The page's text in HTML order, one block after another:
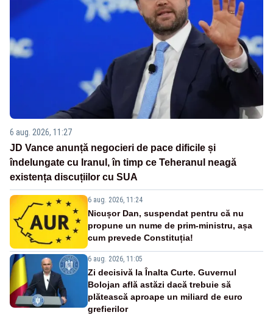
6 aug. 2026, 11:27
JD Vance anunță negocieri de pace dificile și
îndelungate cu Iranul, în timp ce Teheranul neagă
existența discuțiilor cu SUA
6 aug. 2026, 11:24
Nicușor Dan, suspendat pentru că nu
propune un nume de prim-ministru, așa
cum prevede Constituția!
6 aug. 2026, 11:05
Zi decisivă la Înalta Curte. Guvernul
Bolojan află astăzi dacă trebuie să
plătească aproape un miliard de euro
grefierilor